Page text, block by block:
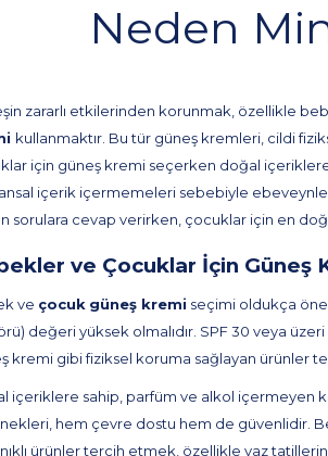
Neden
zararlı etkilerinden korunmak, özellikle
kullanmaktır. Bu tür güneş kremleri, cildi
için güneş kremi seçerken doğal
içerik içermemeleri sebebiyle
sorulara cevap verirken, çocuklar için en
ve Çocuklar İçin Güneş
ve çocuk güneş kremi seçimi oldukça
değeri yüksek olmalıdır. SPF 30 veya
kremi gibi fiziksel koruma sağlayan ürünler
içeriklere sahip, parfüm ve alkol içermeyen
hem çevre dostu hem de güvenlidir.
ürünler tercih etmek, özellikle yaz